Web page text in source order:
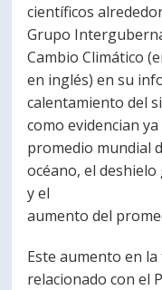
Estudiantes
científicos
Grupo
Cambio Climático
en inglés) en su
calentamiento del
como evidencian
promedio mundial
océano, el
y el
aumento del
Este aumento en
relacionado con el